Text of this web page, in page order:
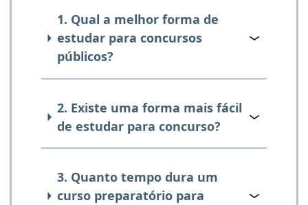
1. Qual a melhor forma de
estudar para concursos
públicos?
2. Existe uma forma mais fácil
de estudar para concurso?
3. Quanto tempo dura um
curso preparatório para